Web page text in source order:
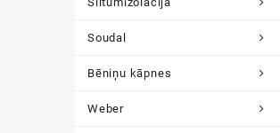
Soudal
Bēniņu kāpnes
Weber